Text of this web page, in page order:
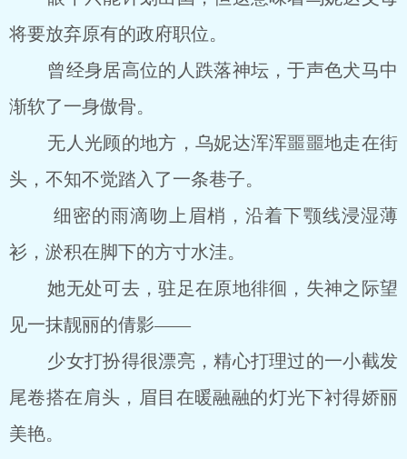
将要放弃原有的政府职位。
曾经身居高位的人跌落神坛，于声色犬马中
渐软了一身傲骨。
无人光顾的地方，乌妮达浑浑噩噩地走在街
头，不知不觉踏入了一条巷子。
细密的雨滴吻上眉梢，沿着下颚线浸湿薄
衫，淤积在脚下的方寸水洼。
她无处可去，驻足在原地徘徊，失神之际望
见一抹靓丽的倩影――
少女打扮得很漂亮，精心打理过的一小截发
尾卷搭在肩头，眉目在暖融融的灯光下衬得娇丽
美艳。